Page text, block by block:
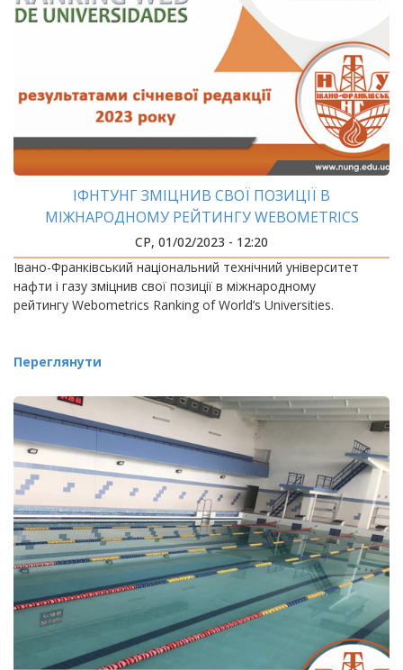
ІФНТУНГ ЗМІЦНИВ СВОЇ ПОЗИЦІЇ В
МІЖНАРОДНОМУ РЕЙТИНГУ WEBOMETRICS
СР, 01/02/2023 - 12:20
Івано-Франківський національний технічний університет
нафти і газу зміцнив свої позиції в міжнародному
рейтингу Webometrics Ranking of World’s Universities.
Переглянути